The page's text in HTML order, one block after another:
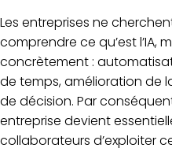
Les entreprises ne
comprendre ce qu’est l’IA,
concrètement :
de temps, amélioration de
de décision. Par
entreprise devient
collaborateurs d’exploiter